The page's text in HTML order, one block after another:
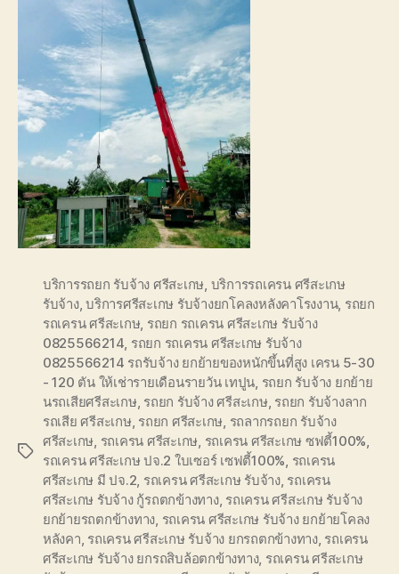
Tags
บริการรถยก รับจ้าง ศรีสะเกษ, บริการรถเครน ศรีสะเกษ
รับจ้าง,บริการศรีสะเกษ รับจ้างยกโคลงหลังคาโรงงาน, รถยก
รถเครน ศรีสะเกษ, รถยก รถเครน ศรีสะเกษ รับจ้าง
0825566214, รถยก รถเครน ศรีสะเกษ รับจ้าง
0825566214 รถรับจ้าง ยกย้ายของหนักขึ้นที่สูง เครน 5-30
- 120 ตัน ให้เช่ารายเดือนรายวัน เทปูน, รถยก รับจ้าง ยกย้าย
นรถเสียศรีสะเกษ, รถยก รับจ้าง ศรีสะเกษ, รถยก รับจ้างลาก
รถเสีย ศรีสะเกษ, รถยก ศรีสะเกษ, รถลากรถยก รับจ้าง
ศรีสะเกษ, รถเครน ศรีสะเกษ, รถเครน ศรีสะเกษ ซฟตี้100%,
รถเครน ศรีสะเกษ ปจ.2 ใบเซอร์ เซฟตี้100%, รถเครน
ศรีสะเกษ มี ปจ.2, รถเครน ศรีสะเกษ รับจ้าง, รถเครน
ศรีสะเกษ รับจ้าง กู้รถตกข้างทาง, รถเครน ศรีสะเกษ รับจ้าง
ยกย้ายรถตกข้างทาง, รถเครน ศรีสะเกษ รับจ้าง ยกย้ายโคลง
หลังคา, รถเครน ศรีสะเกษ รับจ้าง ยกรถตกข้างทาง, รถเครน
ศรีสะเกษ รับจ้าง ยกรถสิบล้อตกข้างทาง, รถเครน ศรีสะเกษ